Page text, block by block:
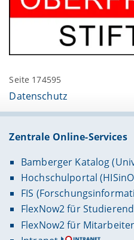
Seite 174595
Datenschutz
Zentrale Online-Services
Bamberger Katalog
Hochschulportal
FIS
FlexNow2 für
FlexNow2 für